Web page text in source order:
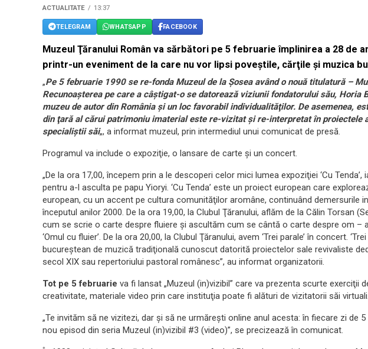
ACTUALITATE 13:37
TELEGRAM WHATSAPP FACEBOOK
Muzeul Ţăranului Român va sărbători pe 5 februarie împlinirea a 28 de
printr-un eveniment de la care nu vor lipsi poveştile, cărţile şi muzica
„Pe 5 februarie 1990 se re-fonda Muzeul de la Şosea având o nouă titulatură –
Recunoaşterea pe care a câştigat-o se datorează viziunii fondatorului său, Horia
muzeu de autor din România şi un loc favorabil individualităţilor. De asemenea,
din ţară al cărui patrimoniu imaterial este re-vizitat şi re-interpretat în proiectele
specialiştii săi„, a informat muzeul, prin intermediul unui comunicat de presă.
Programul va include o expoziţie, o lansare de carte şi un concert.
„De la ora 17,00, începem prin a le descoperi celor mici lumea expoziţiei ‘Cu
pentru a-l asculta pe papu Yioryi. ‘Cu Tenda’ este un proiect european care
european, cu un accent pe cultura comunităţilor aromâne, continuând demersurile
începutul anilor 2000. De la ora 19,00, la Clubul Ţăranului, aflăm de la Călin Torsan
cum se scrie o carte despre fluiere şi ascultăm cum se cântă o carte despre om –
‘Omul cu fluier’. De la ora 20,00, la Clubul Ţăranului, avem ‘Trei parale’ în concert.
bucureştean de muzică tradiţională cunoscut datorită proiectelor sale revivaliste
secol XIX sau repertoriului pastoral românesc”, au informat organizatorii.
Tot pe 5 februarie va fi lansat „Muzeul (in)vizibil” care va prezenta scurte exerciţii
creativitate, materiale video prin care instituţia poate fi alături de vizitatorii săi virtuali.
„Te invităm să ne vizitezi, dar şi să ne urmăreşti online anul acesta: în fiecare zi de
nou episod din seria Muzeul (in)vizibil #3 (video)”, se precizează în comunicat.